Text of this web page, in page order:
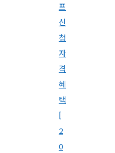
프
신
청
자
격
혜
택
[
2
0